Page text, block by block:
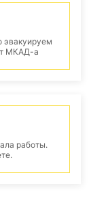
эвакуируем
МКАД-а
работы.